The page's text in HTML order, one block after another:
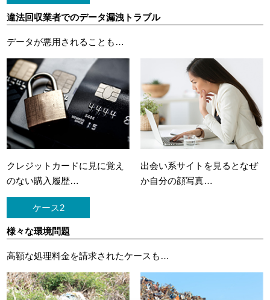
違法回収業者でのデータ漏洩トラブル
データが悪用されることも…
クレジットカードに 見に覚え
のない購入履歴…
出会い系サイトを見ると なぜ
か自分の顔写真…
ケース2
様々な環境問題
高額な処理料金を請求されたケースも…